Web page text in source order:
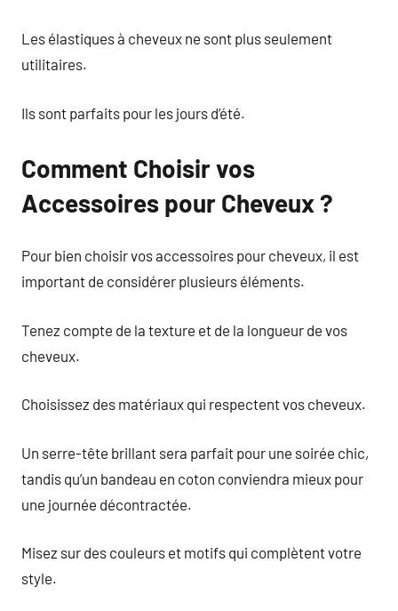
Les élastiques à cheveux ne sont plus seulement
utilitaires.
Ils sont parfaits pour les jours d’été.
Comment Choisir vos
Accessoires pour Cheveux ?
Pour bien choisir vos accessoires pour cheveux, il est
important de considérer plusieurs éléments.
Tenez compte de la texture et de la longueur de vos
cheveux.
Choisissez des matériaux qui respectent vos cheveux.
Un serre-tête brillant sera parfait pour une soirée chic,
tandis qu’un bandeau en coton conviendra mieux pour
une journée décontractée.
Misez sur des couleurs et motifs qui complètent votre
style.